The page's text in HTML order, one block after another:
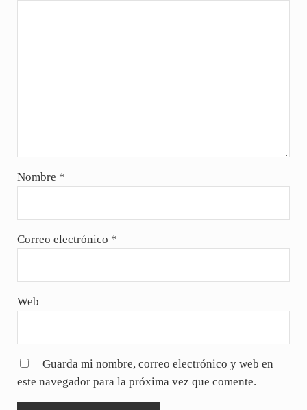
Nombre *
Correo electrónico *
Web
Guarda mi nombre, correo electrónico y web en
este navegador para la próxima vez que comente.